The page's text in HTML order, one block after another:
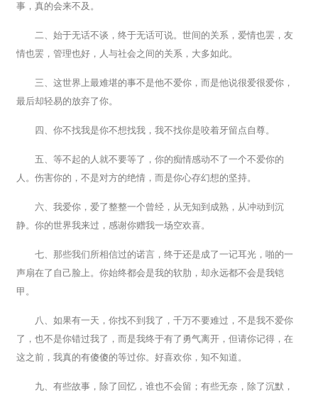
事，真的会来不及。
二、始于无话不谈，终于无话可说。世间的关系，爱情也罢，友
情也罢，管理也好，人与社会之间的关系，大多如此。
三、这世界上最难堪的事不是他不爱你，而是他说很爱很爱你，
最后却轻易的放弃了你。
四、你不找我是你不想找我，我不找你是咬着牙留点自尊。
五、等不起的人就不要等了，你的痴情感动不了一个不爱你的
人。伤害你的，不是对方的绝情，而是你心存幻想的坚持。
六、我爱你，爱了整整一个曾经，从无知到成熟，从冲动到沉
静。你的世界我来过，感谢你赠我一场空欢喜。
七、那些我们所相信过的诺言，终于还是成了一记耳光，啪的一
声扇在了自己脸上。你始终都会是我的软肋，却永远都不会是我铠
甲。
八、如果有一天，你找不到我了，千万不要难过，不是我不爱你
了，也不是你错过我了，而是我终于有了勇气离开，但请你记得，在
这之前，我真的有傻傻的等过你。好喜欢你，知不知道。
九、有些故事，除了回忆，谁也不会留；有些无奈，除了沉默，